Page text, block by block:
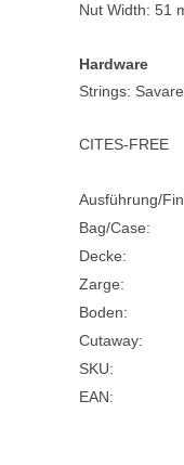
Nut Width: 51
Hardware
Strings:
CITES-FREE
Ausführung/
Bag/Case:
Decke:
Zarge:
Boden:
Cutaway:
SKU:
EAN: